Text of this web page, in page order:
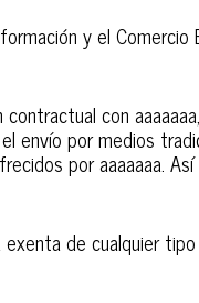
y el Comercio
con
envío por medios
por aaaaaaa.
exenta de cualquier